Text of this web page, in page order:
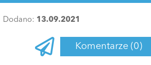
Dodano: 13.09.2021
Komentarze (0)